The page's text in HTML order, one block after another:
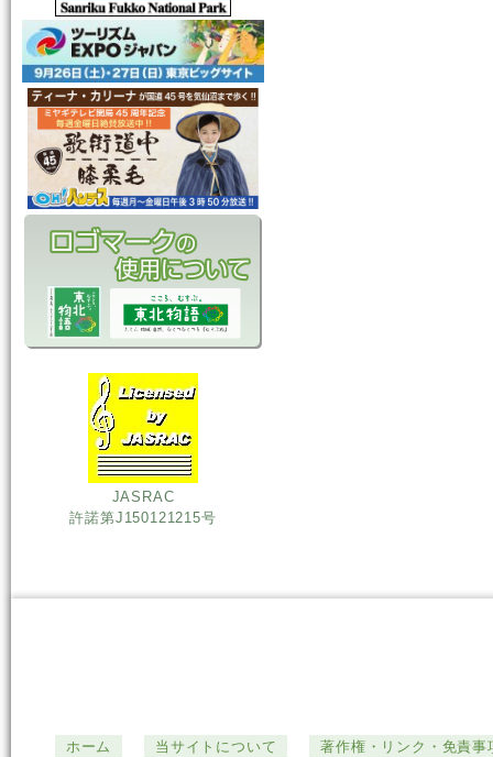
JASRAC
許諾第J150121215号
ホーム 当サイトについて 著作権・リンク・免責事